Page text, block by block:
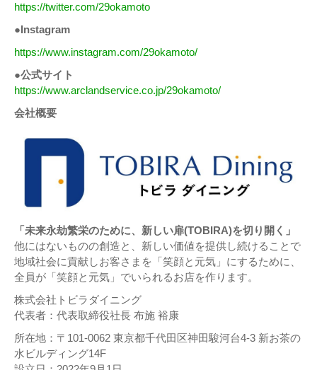
https://twitter.com/29okamoto
●Instagram
https://www.instagram.com/29okamoto/
●公式サイト
https://www.arclandservice.co.jp/29okamoto/
会社概要
「未来永劫繁栄のために、新しい扉(TOBIRA)を切り開く」
他にはないものの創造と、新しい価値を提供し続けることで
地域社会に貢献しお客さまを「笑顔と元気」にするために、
全員が「笑顔と元気」でいられるお店を作ります。
株式会社トビラダイニング
代表者：代表取締役社長 布施 裕康
所在地：〒101-0062 東京都千代田区神田駿河台4-3 新お茶の
水ビルディング14F